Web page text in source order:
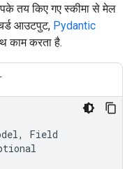
तय किए गए स्कीमा से मेल
आउटपुट, Pydantic
काम करता है.
,
Field